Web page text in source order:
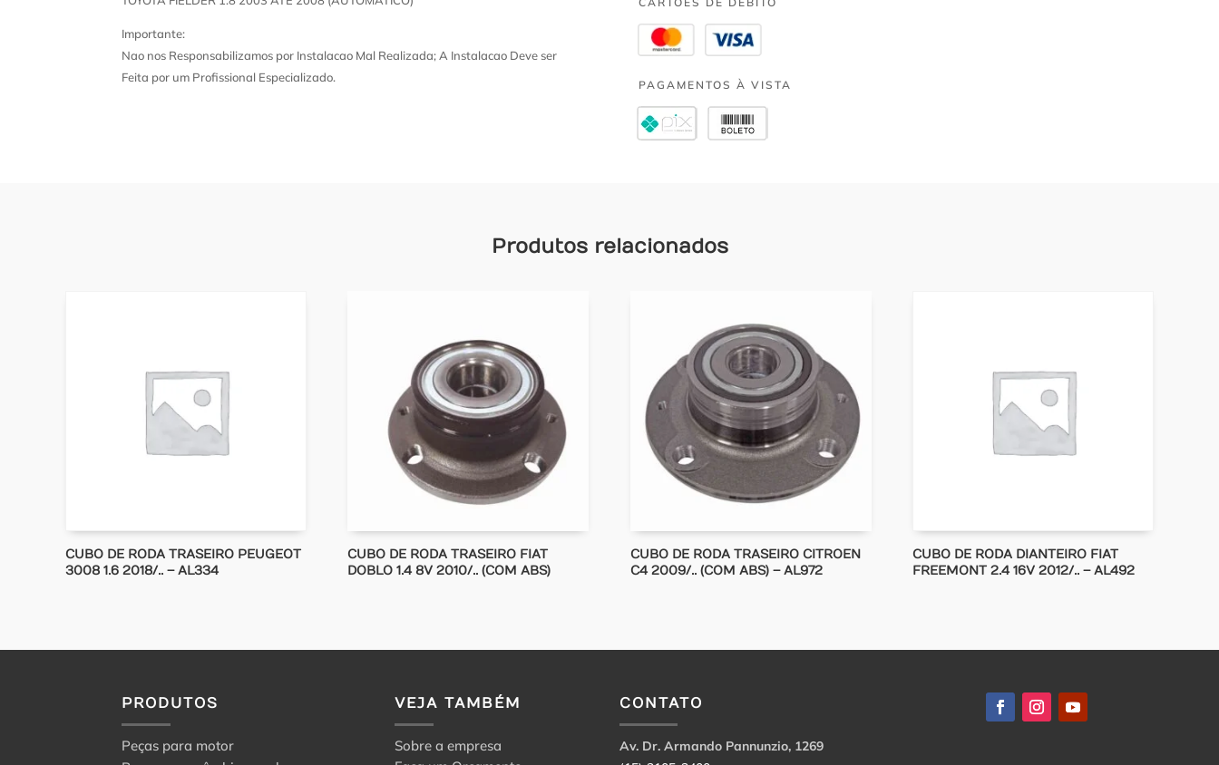
Importante:
Nao nos Responsabilizamos por Instalacao Mal Realizada; A Instalacao Deve ser
Feita por um Profissional Especializado.
PAGAMENTOS À VISTA
Produtos relacionados
CUBO DE RODA TRASEIRO PEUGEOT
3008 1.6 2018/.. – AL334
CUBO DE RODA TRASEIRO FIAT
DOBLO 1.4 8V 2010/.. (COM ABS)
CUBO DE RODA TRASEIRO CITROEN
C4 2009/.. (COM ABS) – AL972
CUBO DE RODA DIANTEIRO FIAT
FREEMONT 2.4 16V 2012/.. – AL492
PRODUTOS
Peças para motor
VEJA TAMBÉM
Sobre a empresa
CONTATO
Av. Dr. Armando Pannunzio, 1269